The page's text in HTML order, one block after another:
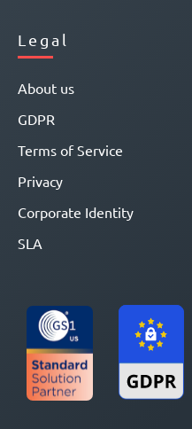
Legal
About us
GDPR
Terms of Service
Privacy
Corporate Identity
SLA